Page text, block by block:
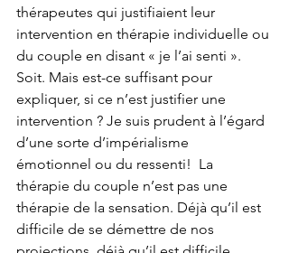
thérapeutes qui justifiaient leur
intervention en thérapie individuelle ou
du couple en disant « je l’ai senti ».
Soit. Mais est-ce suffisant pour
expliquer, si ce n’est justifier une
intervention ? Je suis prudent à l’égard
d’une sorte d’impérialisme
émotionnel ou du ressenti!  La
thérapie du couple n’est pas une
thérapie de la sensation. Déjà qu’il est
difficile de se démettre de nos